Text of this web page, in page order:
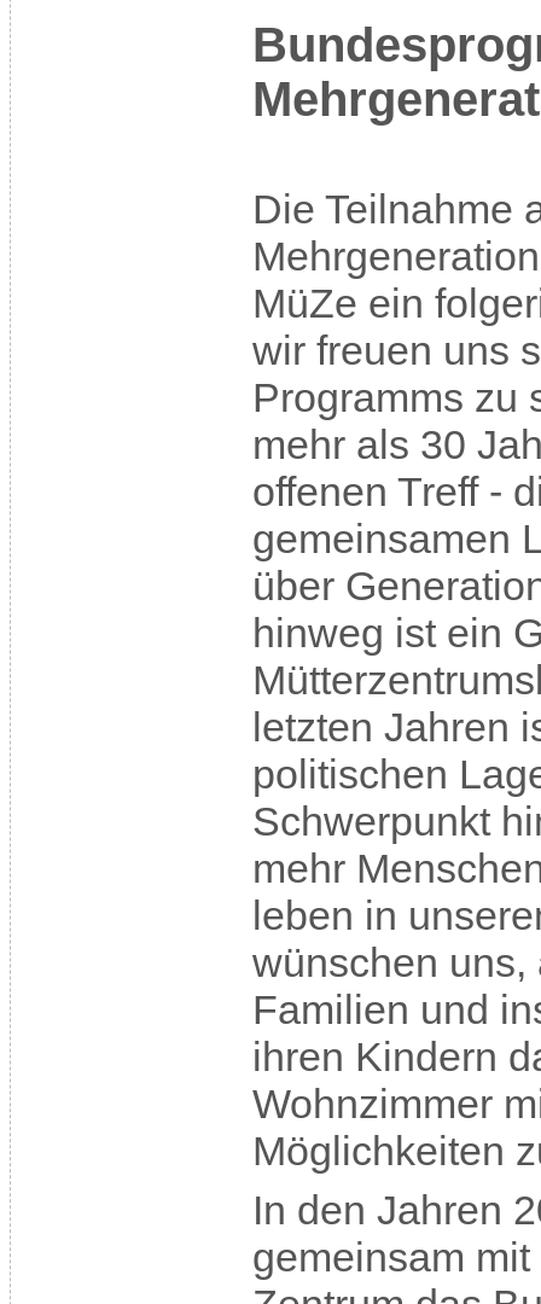
Die Teilnahme
MüZe ein
wir freuen uns
Programms zu
mehr als 30
offenen Treff -
gemeinsamen
über
hinweg ist ein
letzten Jahren
politischen
Schwerpunkt
mehr
leben in
wünschen
Familien und
ihren Kindern
Wohnzimmer
Möglichkeiten
In den Jahren
gemeinsam